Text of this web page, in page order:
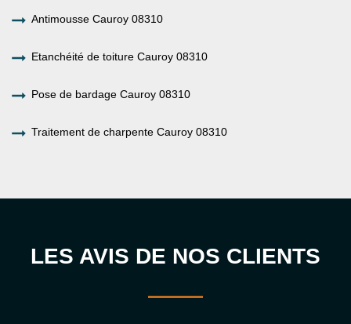
Antimousse Cauroy 08310
Etanchéité de toiture Cauroy 08310
Pose de bardage Cauroy 08310
Traitement de charpente Cauroy 08310
LES AVIS DE NOS CLIENTS